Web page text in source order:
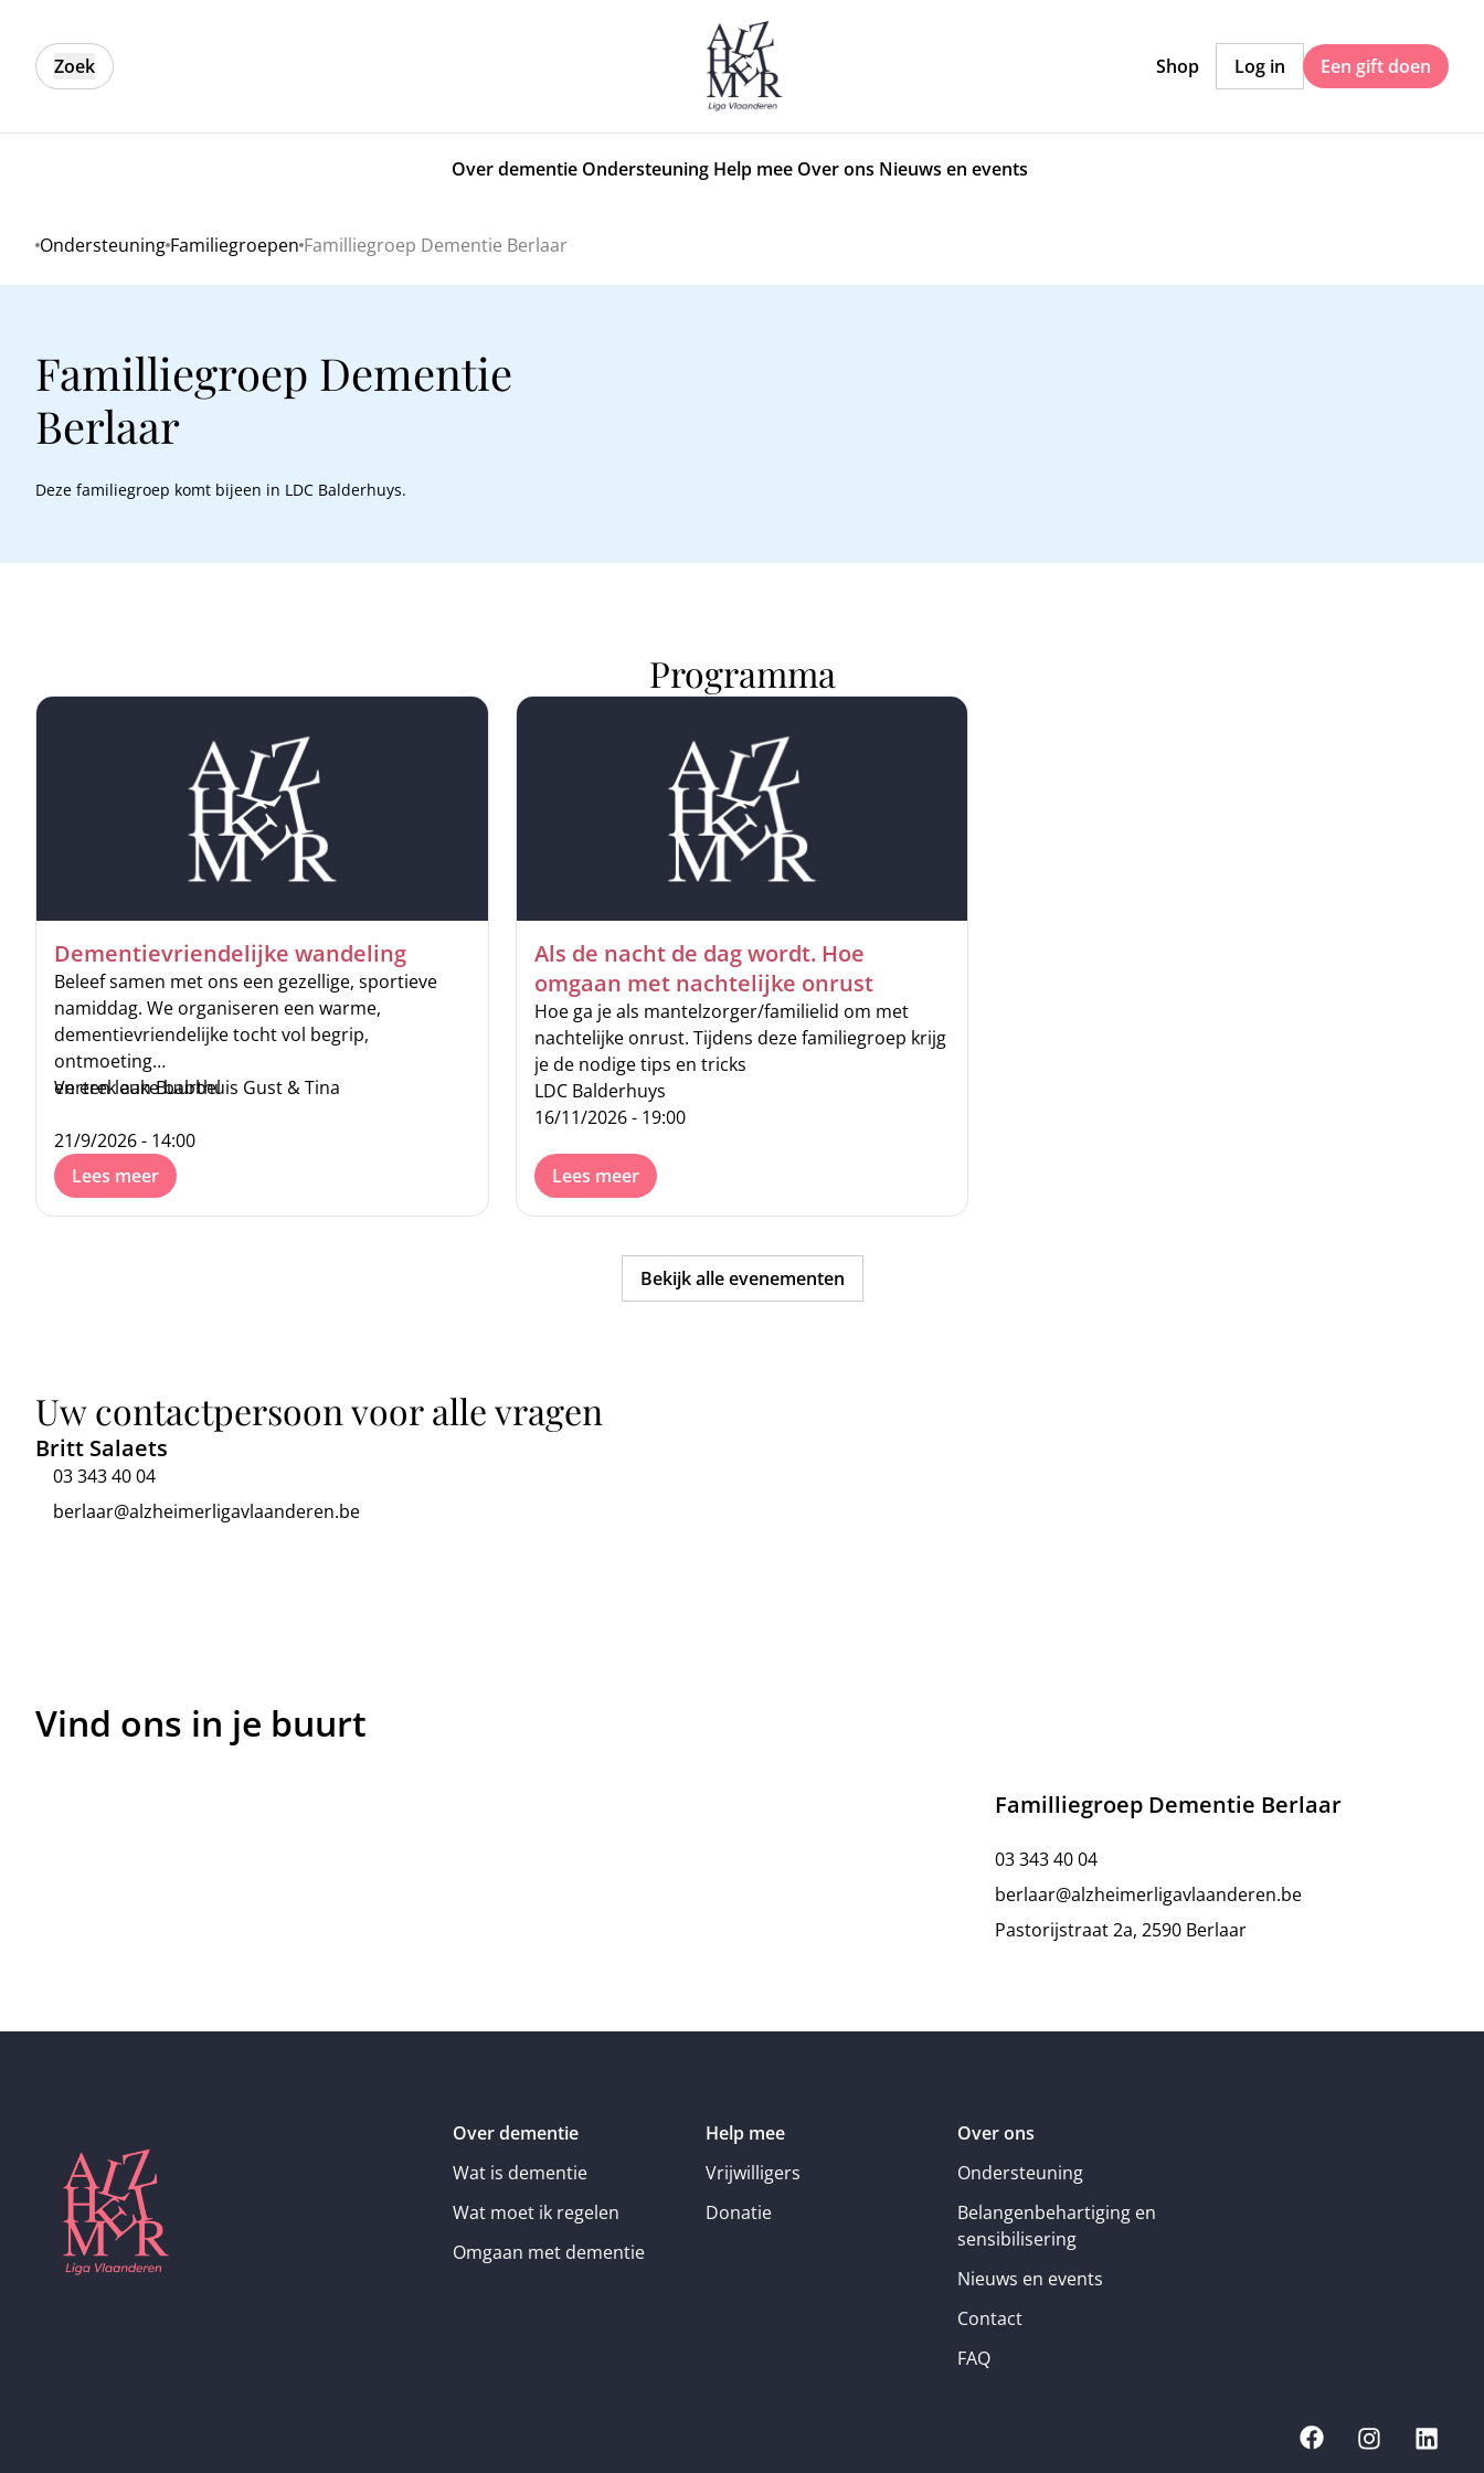
Zoek Shop Log in Een gift doen
Over dementie Ondersteuning Help mee Over ons Nieuws en events
Home
Ondersteuning Familiegroepen Familliegroep Dementie Berlaar
Familliegroep Dementie
Berlaar
Deze familiegroep komt bijeen in LDC Balderhuys.
Programma
Dementievriendelijke wandeling
Beleef samen met ons een gezellige, sportieve
namiddag. We organiseren een warme,
dementievriendelijke tocht vol begrip,
ontmoeting
en een leuke babbel
Vertrek aan Buurthuis Gust & Tina
21/9/2026 - 14:00
Lees meer
Als de nacht de dag wordt. Hoe
omgaan met nachtelijke onrust
Hoe ga je als mantelzorger/familielid om met
nachtelijke onrust. Tijdens deze familiegroep krijg
je de nodige tips en tricks
LDC Balderhuys
16/11/2026 - 19:00
Lees meer
Bekijk alle evenementen
Uw contactpersoon voor alle vragen
Britt Salaets
03 343 40 04
berlaar@alzheimerligavlaanderen.be
Vind ons in je buurt
Familliegroep Dementie Berlaar
03 343 40 04
berlaar@alzheimerligavlaanderen.be
Pastorijstraat 2a, 2590 Berlaar
Over dementie
Wat is dementie
Wat moet ik regelen
Omgaan met dementie
Help mee
Vrijwilligers
Donatie
Over ons
Ondersteuning
Belangenbehartiging en
sensibilisering
Nieuws en events
Contact
FAQ